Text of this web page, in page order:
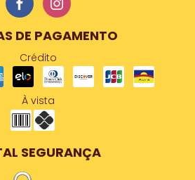
DE PAGAMENTO
Crédito
À vista
SEGURANÇA